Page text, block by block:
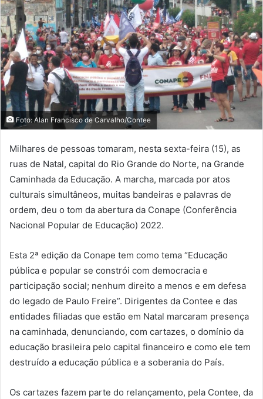
Foto: Alan Francisco de Carvalho/Contee
Milhares de pessoas tomaram, nesta sexta-feira (15), as
ruas de Natal, capital do Rio Grande do Norte, na Grande
Caminhada da Educação. A marcha, marcada por atos
culturais simultâneos, muitas bandeiras e palavras de
ordem, deu o tom da abertura da Conape (Conferência
Nacional Popular de Educação) 2022.
Esta 2ª edição da Conape tem como tema “Educação
pública e popular se constrói com democracia e
participação social; nenhum direito a menos e em defesa
do legado de Paulo Freire”. Dirigentes da Contee e das
entidades filiadas que estão em Natal marcaram presença
na caminhada, denunciando, com cartazes, o domínio da
educação brasileira pelo capital financeiro e como ele tem
destruído a educação pública e a soberania do País.
Os cartazes fazem parte do relançamento, pela Contee, da